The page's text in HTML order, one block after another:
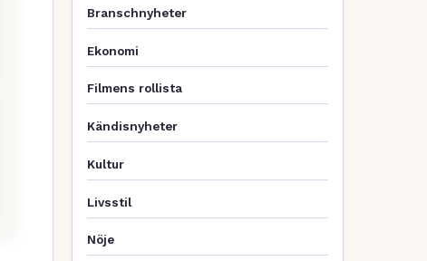
Branschnyheter
Ekonomi
Filmens rollista
Kändisnyheter
Kultur
Livsstil
Nöje